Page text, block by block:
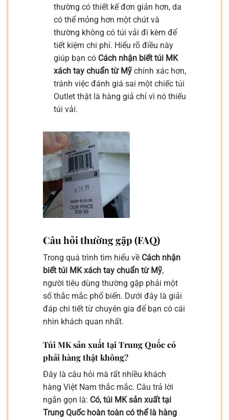
thường có thiết kế đơn giản hơn, da
có thể mỏng hơn một chút và
thường không có túi vải đi kèm để
tiết kiệm chi phí. Hiểu rõ điều này
giúp bạn có Cách nhận biết túi MK
xách tay chuẩn từ Mỹchính xác hơn,
tránh việc đánh giá sai một chiếc túi
Outlet thật là hàng giả chỉ vì nó thiếu
túi vải.
Câu hỏi thường gặp (FAQ)
Trong quá trình tìm hiểu về Cách nhận
biết túi MK xách tay chuẩn từ Mỹ,
người tiêu dùng thường gặp phải một
số thắc mắc phổ biến. Dưới đây là giải
đáp chi tiết từ chuyên gia để bạn có cái
nhìn khách quan nhất.
Túi MK sản xuất tại Trung Quốc có
phải hàng thật không?
Đây là câu hỏi mà rất nhiều khách
hàng Việt Nam thắc mắc. Câu trả lời
ngắn gọn là: Có, túi MK sản xuất tại
Trung Quốc hoàn toàn có thể là hàng